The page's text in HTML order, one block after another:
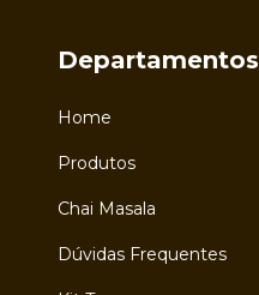
Departamentos
Home
Produtos
Chai Masala
Dúvidas Frequentes